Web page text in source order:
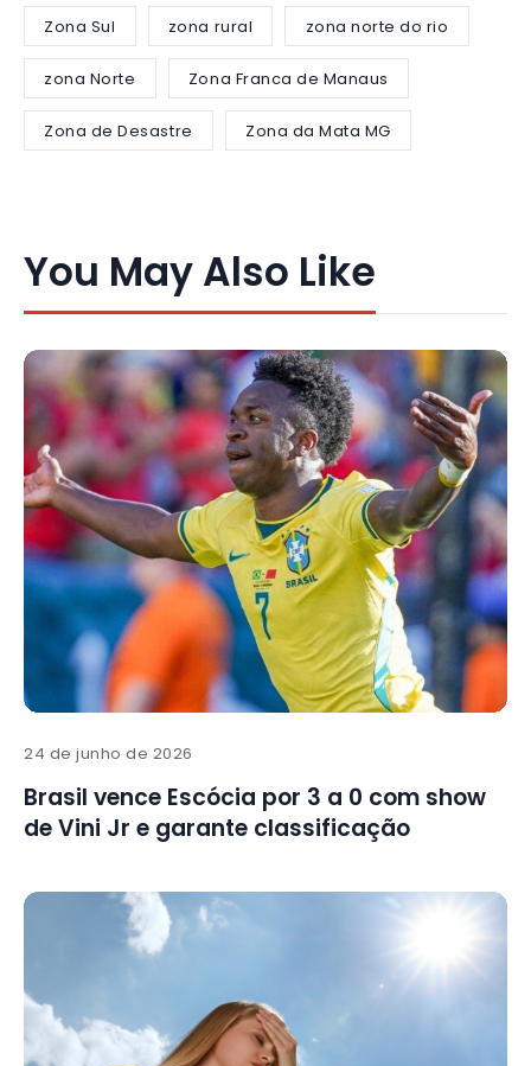
Zona Sul zona rural zona norte do rio
zona Norte Zona Franca de Manaus
Zona de Desastre Zona da Mata MG
You May Also Like
24 de junho de 2026
Brasil vence Escócia por 3 a 0 com show
de Vini Jr e garante classificação